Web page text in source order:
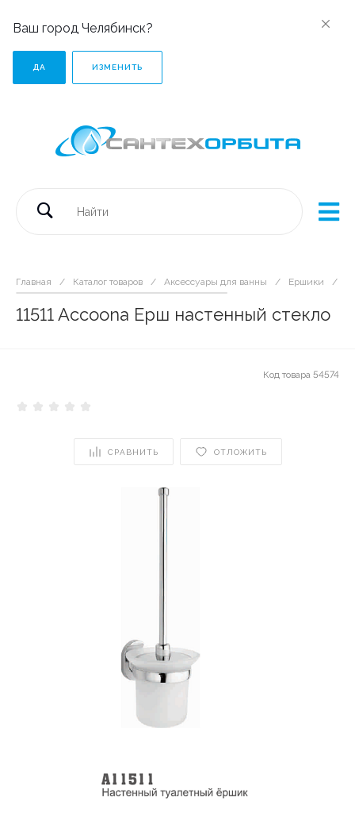
Ваш город Челябинск?
ДА ИЗМЕНИТЬ
Главная / Каталог товаров / Аксессуары для ванны / Ершики /
11511 Accoona Ерш настенный стекло
Код товара 54574
СРАВНИТЬ ОТЛОЖИТЬ